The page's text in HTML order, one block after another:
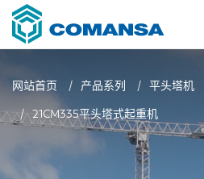
网站首页 产品系列 平头塔机
21CM335平头塔式起重机